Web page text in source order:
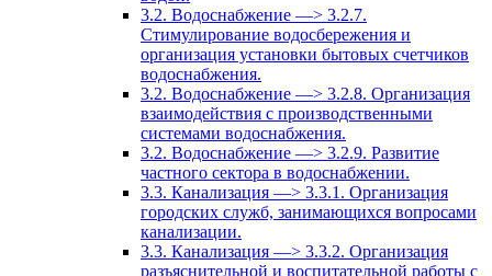
3.2. Водоснабжение —> 3.2.7.
Стимулирование водосбережения и
организация установки бытовых счетчиков
водоснабжения.
3.2. Водоснабжение —> 3.2.8. Организация
взаимодействия с производственными
системами водоснабжения.
3.2. Водоснабжение —> 3.2.9. Развитие
частного сектора в водоснабжении.
3.3. Канализация —> 3.3.1. Организация
городских служб, занимающихся вопросами
канализации.
3.3. Канализация —> 3.3.2. Организация
разъяснительной и воспитательной работы с